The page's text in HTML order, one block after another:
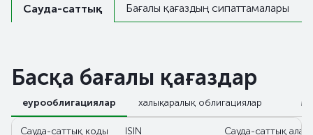
Сауда-саттық Бағалы қағаздың сипаттамалары
Басқа бағалы қағаздар
еурооблигациялар халықаралық облигациялар
Сауда-саттық коды ISIN Сауда-саттық алаң